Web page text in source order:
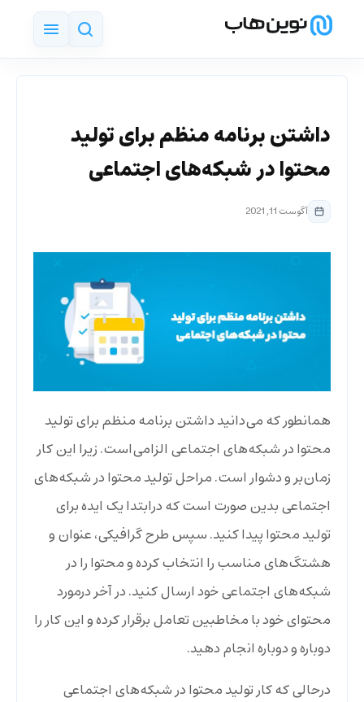
داشتن برنامه منظم برای تولید
محتوا در شبکه‌های اجتماعی
آگوست 11, 2021
همانطور که می‌دانید داشتن برنامه منظم برای تولید
محتوا در شبکه‌های اجتماعی الزامی‌است. زیرا این کار
زمان‌بر و دشوار است. مراحل تولید محتوا در شبکه‌های
اجتماعی بدین صورت است که درابتدا یک ایده برای
تولید محتوا پیدا کنید. سپس طرح گرافیکی، عنوان و
هشتگ‌های مناسب را انتخاب کرده و محتوا را در
شبکه‌های اجتماعی خود ارسال کنید. در آخر درمورد
محتوای خود با مخاطبین تعامل برقرار کرده و این کار را
دوباره و دوباره انجام دهید.
درحالی که کار تولید محتوا در شبکه‌های اجتماعی